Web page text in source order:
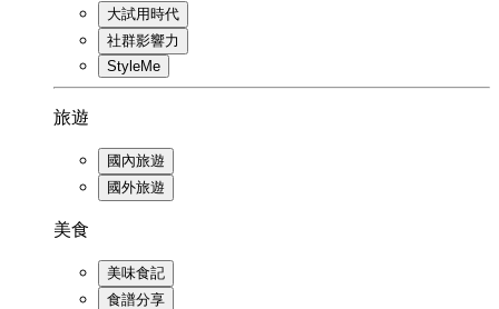
大試用時代
社群影響力
StyleMe
旅遊
國內旅遊
國外旅遊
美食
美味食記
食譜分享